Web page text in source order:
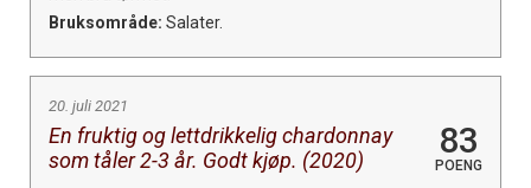
Bruksområde: Salater.
20. juli 2021
En fruktig og lettdrikkelig chardonnay
som tåler 2-3 år. Godt kjøp. (2020)
83
POENG